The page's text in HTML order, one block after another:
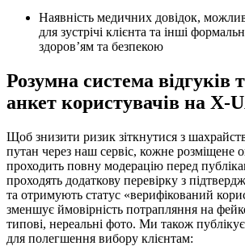
Наявність медичних довідок,
для зустрічі клієнта та інші
здоров’ям та безпекою
Розумна система відгуків
анкет користувачів на X-
Щоб знизити ризик зіткнутися з
путан через наш сервіс, кожне розміщене
проходить повну модерацію перед
проходять додаткову перевірку з
та отримують статус «верифікований
зменшує ймовірність потрапляння на
типові, нереальні фото. Ми також
для полегшення вибору клієнтам: